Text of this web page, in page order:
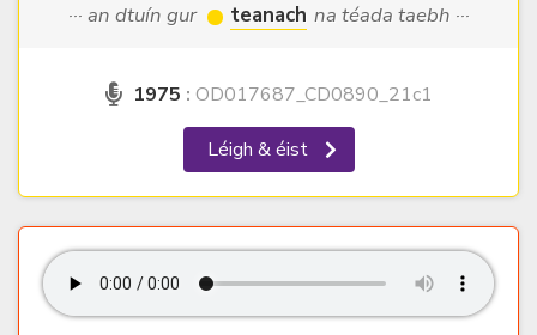
··· an dtuín gur teanach na téada taebh ···
1975 : OD017687_CD0890_21c1
Léigh & éist